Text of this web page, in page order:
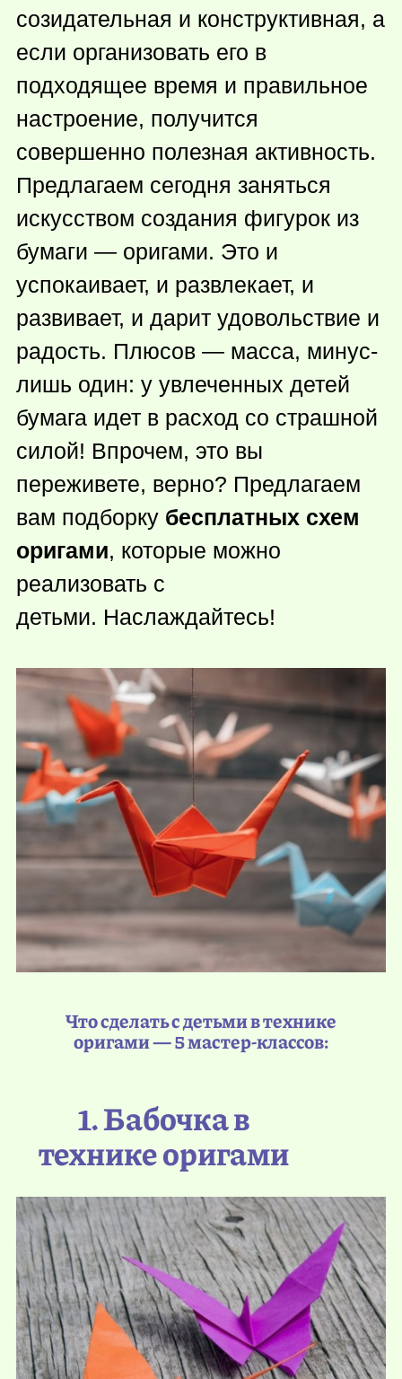
созидательная и конструктивная, а
если организовать его в
подходящее время и правильное
настроение, получится
совершенно полезная активность.
Предлагаем сегодня заняться
искусством создания фигурок из
бумаги — оригами. Это и
успокаивает, и развлекает, и
развивает, и дарит удовольствие и
радость. Плюсов — масса, минус-
лишь один: у увлеченных детей
бумага идет в расход со страшной
силой! Впрочем, это вы
переживете, верно? Предлагаем
вам подборку бесплатных схем
оригами, которые можно
реализовать с
детьми. Наслаждайтесь!
Что сделать с детьми в технике
оригами — 5 мастер-классов:
1. Бабочка в
технике оригами